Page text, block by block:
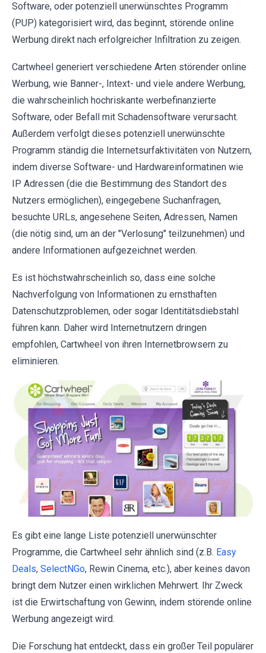
Software, oder potenziell unerwünschtes Programm
(PUP) kategorisiert wird, das beginnt, störende online
Werbung direkt nach erfolgreicher Infiltration zu zeigen.
Cartwheel generiert verschiedene Arten störender online
Werbung, wie Banner-, Intext- und viele andere Werbung,
die wahrscheinlich hochriskante werbefinanzierte
Software, oder Befall mit Schadensoftware verursacht.
Außerdem verfolgt dieses potenziell unerwünschte
Programm ständig die Internetsurfaktivitäten von Nutzern,
indem diverse Software- und Hardwareinformatinen wie
IP Adressen (die die Bestimmung des Standort des
Nutzers ermöglichen), eingegebene Suchanfragen,
besuchte URLs, angesehene Seiten, Adressen, Namen
(die nötig sind, um an der "Verlosung" teilzunehmen) und
andere Informationen aufgezeichnet werden.
Es ist höchstwahrscheinlich so, dass eine solche
Nachverfolgung von Informationen zu ernsthaften
Datenschutzproblemen, oder sogar Identitätsdiebstahl
führen kann. Daher wird Internetnutzern dringen
empfohlen, Cartwheel von ihren Internetbrowsern zu
eliminieren.
Es gibt eine lange Liste potenziell unerwünschter
Programme, die Cartwheel sehr ähnlich sind (z.B. Easy
Deals, SelectNGo, Rewin Cinema, etc.), aber keines davon
bringt dem Nutzer einen wirklichen Mehrwert. Ihr Zweck
ist die Erwirtschaftung von Gewinn, indem störende online
Werbung angezeigt wird.
Die Forschung hat entdeckt, dass ein großer Teil populärer